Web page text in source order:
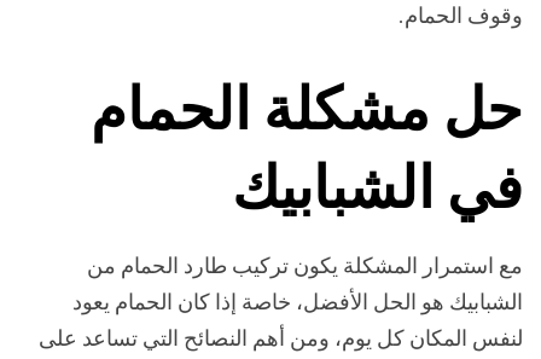
وقوف الحمام.
حل مشكلة الحمام
في الشبابيك
مع استمرار المشكلة يكون تركيب طارد الحمام من
الشبابيك هو الحل الأفضل، خاصة إذا كان الحمام يعود
لنفس المكان كل يوم، ومن أهم النصائح التي تساعد على